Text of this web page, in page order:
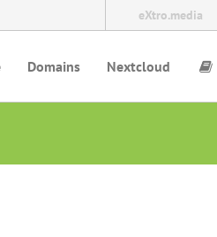
eXtro.media
Domains Nextcloud